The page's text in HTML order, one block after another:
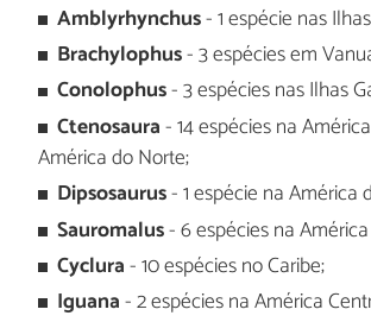
Amblyrhynchus- 1 espécie nas
Brachylophus- 3 espécies em
Conolophus- 3 espécies nas Ilhas
Ctenosaura- 14 espécies na
América do Norte;
Dipsosaurus- 1 espécie na América
Sauromalus- 6 espécies na
Cyclura- 10 espécies no Caribe;
Iguana- 2 espécies na América